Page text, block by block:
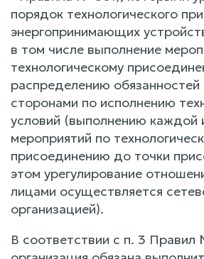
порядок технологического
энергопринимающих
в том числе выполнение
технологическому
распределению
сторонами по исполнению
условий (выполнению каждой
мероприятий по
присоединению до точки
этом урегулирование
лицами осуществляется
организацией).
В соответствии с п. 3 Правил